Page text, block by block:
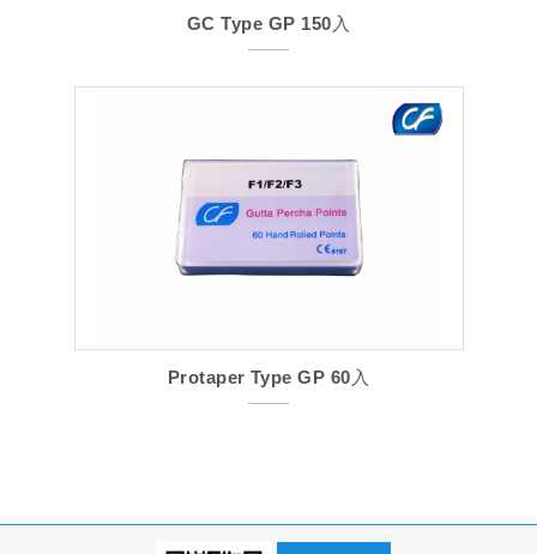
GC Type GP 150入
Protaper Type GP 60入